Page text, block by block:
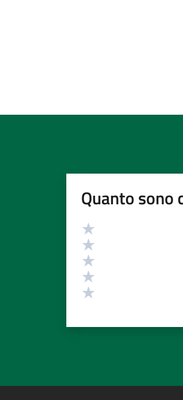
Quanto sono
Valutazione